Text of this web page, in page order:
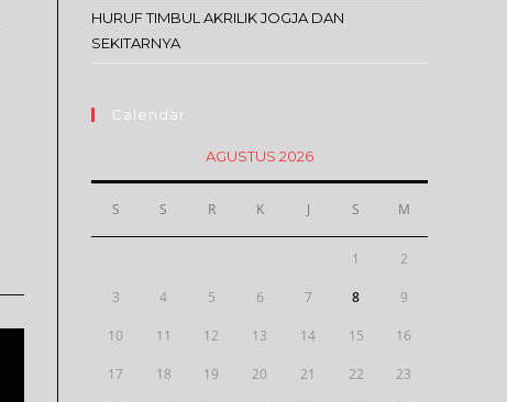
HURUF TIMBUL AKRILIK JOGJA DAN
SEKITARNYA
Calendar
AGUSTUS 2026
S S R K J S M
1 2
3 4 5 6 7 8 9
10 11 12 13 14 15 16
17 18 19 20 21 22 23